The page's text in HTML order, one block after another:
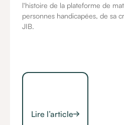
l'histoire de la plateforme de
personnes handicapées, de sa
JIB.
Lire l’article